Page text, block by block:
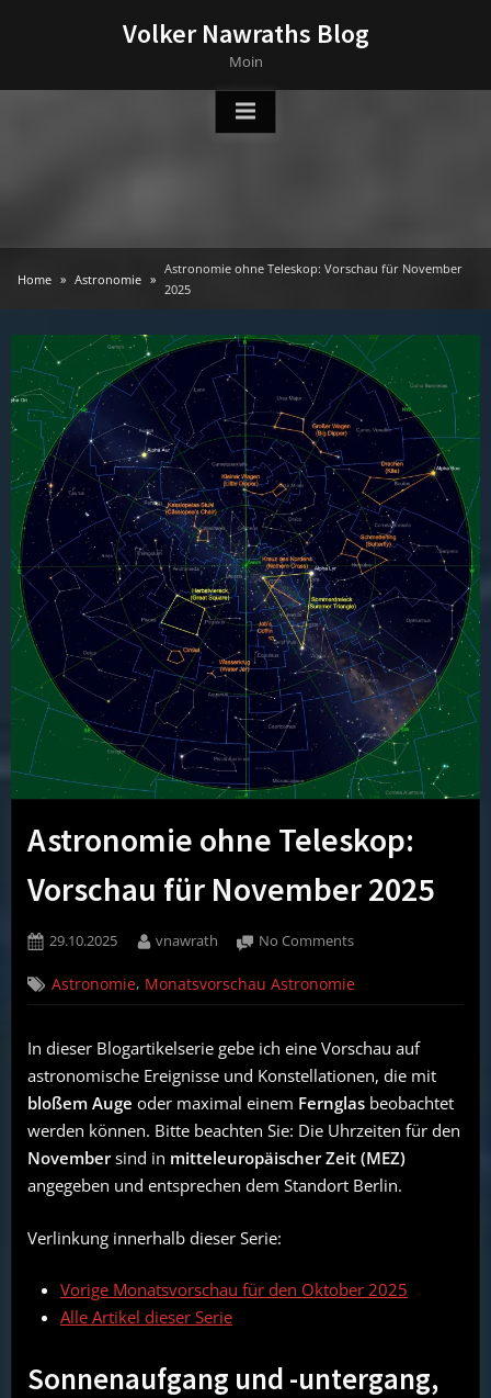
Volker Nawraths Blog
Moin
Home Astronomie
Astronomie ohne Teleskop: Vorschau für November
2025
Astronomie ohne Teleskop:
Vorschau für November 2025
Posted
29.10.2025 By
vnawrath No Commentson
ohne
Teleskop:
für
November
2025
Astronomie, Monatsvorschau Astronomie
In dieser Blogartikelserie gebe ich eine Vorschau auf
astronomische Ereignisse und Konstellationen, die mit
bloßem Auge oder maximal einem Fernglas beobachtet
werden können. Bitte beachten Sie: Die Uhrzeiten für den
Novembersind in mitteleuropäischer Zeit (MEZ)
angegeben und entsprechen dem Standort Berlin.
Verlinkung innerhalb dieser Serie:
Vorige Monatsvorschau für den Oktober 2025
Alle Artikel dieser Serie
Sonnenaufgang und -untergang,